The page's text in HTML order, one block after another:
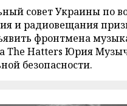
совет Украины по
и радиовещания
фронтмена
The Hatters Юрия
безопасности.